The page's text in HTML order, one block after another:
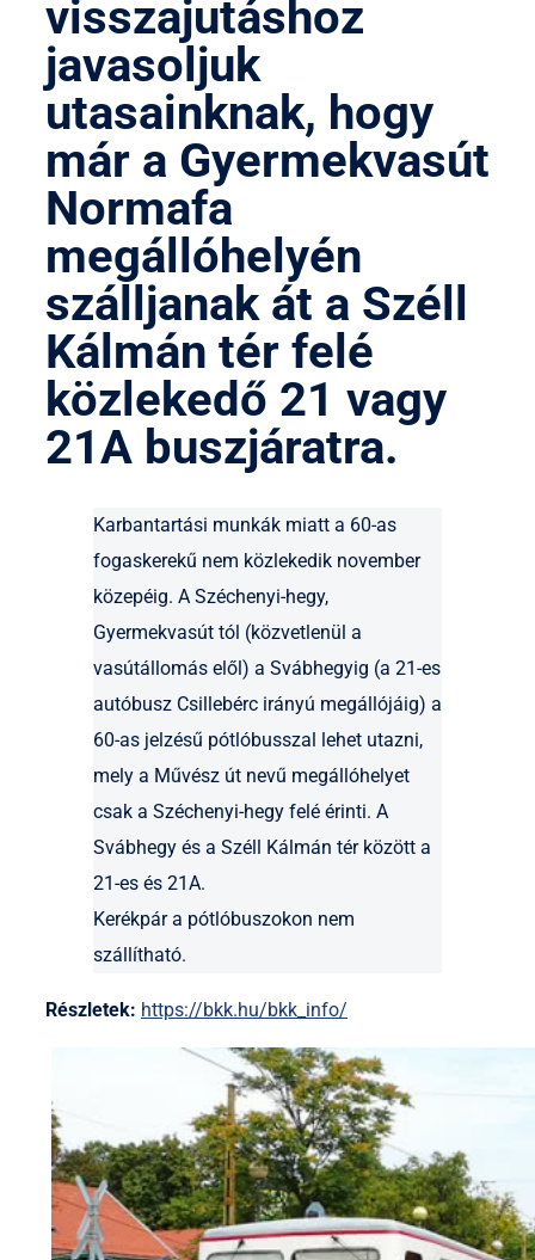
visszajutáshoz
javasoljuk
utasainknak, hogy
már a Gyermekvasút
Normafa
megállóhelyén
szálljanak át a Széll
Kálmán tér felé
közlekedő 21 vagy
21A buszjáratra.
Karbantartási munkák miatt a 60-as
fogaskerekű nem közlekedik november
közepéig. A Széchenyi-hegy,
Gyermekvasút tól (közvetlenül a
vasútállomás elől) a Svábhegyig (a 21-es
autóbusz Csillebérc irányú megállójáig) a
60-as jelzésű pótlóbusszal lehet utazni,
mely a Művész út nevű megállóhelyet
csak a Széchenyi-hegy felé érinti. A
Svábhegy és a Széll Kálmán tér között a
21-es és 21A.
Kerékpár a pótlóbuszokon nem
szállítható.
Részletek: https://bkk.hu/bkk_info/